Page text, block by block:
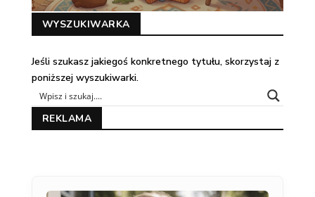
WYSZUKIWARKA
Jeśli szukasz jakiegoś konkretnego tytułu, skorzystaj z
poniższej wyszukiwarki.
REKLAMA